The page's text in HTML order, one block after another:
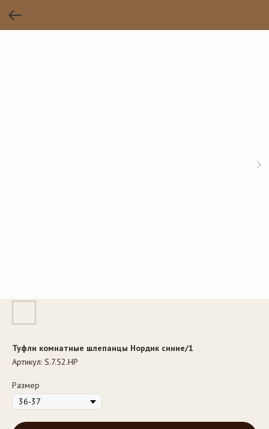
Туфли комнатные шлепанцы Нордик синие/1
Артикул: S.7.52.НР
Размер